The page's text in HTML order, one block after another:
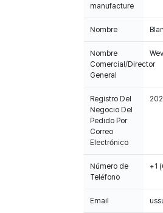
manufacture
Nombre
Nombre
Comercial/Director
General
Registro Del
Negocio Del
Pedido Por
Correo
Electrónico
Número de
Teléfono
+1
Email